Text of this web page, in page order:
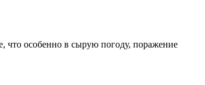
что особенно в сырую погоду, поражение